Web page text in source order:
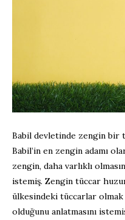
Babil devletinde zengin bir
Babil’in en zengin adamı
zengin, daha varlıklı
istemiş. Zengin tüccar
ülkesindeki tüccarlar olmak
olduğunu anlatmasını